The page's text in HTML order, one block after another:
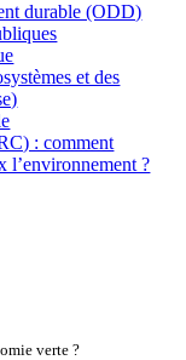
durable (ODD)
et des
: comment
l’environnement ?
verte ?